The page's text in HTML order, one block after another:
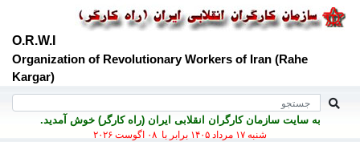
O.R.W.I
Organization of Revolutionary Workers of Iran (Rahe
Kargar)
به سايت سازمان کارگران انقلابی ايران (راه کارگر) خوش آمديد.
شنبه ۱۷ مرداد ۱۴۰۵ برابر با ۰۸ اگوست ۲۰۲۶